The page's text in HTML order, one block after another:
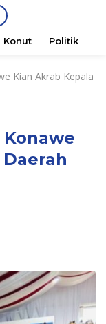
Konut Politik
Kian Akrab Kepala